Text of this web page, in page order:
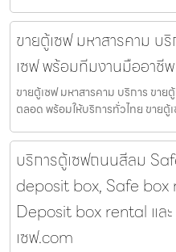
ขายตู้เซฟ มหาสารคาม บ
เซฟ พร้อมทีมงานมืออาชี
ขายตู้เซฟ มหาสารคาม บริการ ขา
ตลอด พร้อมให้บริการทั่วไทย ขายตู้
บริการตู้เซฟถนนสีลม
deposit box, Safe
Deposit box rental แล
เซฟ.com